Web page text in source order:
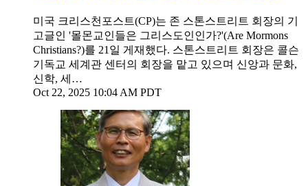
미국 크리스천포스트(CP)는 존 스톤스트리트 회장의 기
고글인 '몰몬교인들은 그리스도인인가?'(Are Mormons
Christians?)를 21일 게재했다. 스톤스트리트 회장은 콜슨
기독교 세계관 센터의 회장을 맡고 있으며 신앙과 문화,
신학, 세…
Oct 22, 2025 10:04 AM PDT